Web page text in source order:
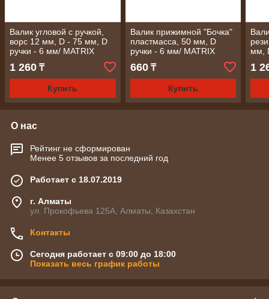
Валик угловой с ручкой,
ворс 12 мм, D - 75 мм, D
ручки - 6 мм/ MATRIX
1 260 ₸
Купить
Валик прижимной "Бочка"
пластмасса, 50 мм, D
ручки - 6 мм/ MATRIX
660₸
Купить
мм,
1
О нас
Рейтинг не сформирован
Менее 5 отзывов за последний год
Работает с 18.07.2019
г. Алматы
ул. Прокофьева 125А, Алматы, Казахстан
Контакты
Сегодня работает с 09:00 до 18:00
Показать весь график работы